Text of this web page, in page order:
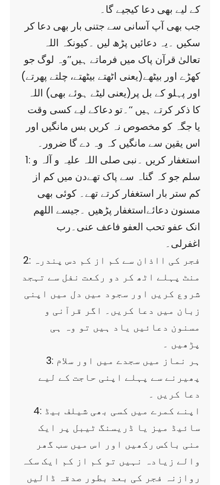
کے لیے بھی دعا کیجیے گا۔
جب بھی آپ آسانی سے جتنی بار بھی دعا کر
سکیں ۔یہ دعائیں پڑھ لیں ۔کیونکہ اللہ
تعالیٰ قرآن پاک میں فرماتے ہیں’’وہ لوگ جو
کھڑے اور بیٹھے(یعنی اٹھتے بیٹھتے، چلتے پھرتے)
اور پہلو کے بل پر(یعنی لیٹے ہوئے بھی) اللہ
کا ذکر کرتے ہیں ‘‘۔تو دعاکے لیے کسی وقت
یا جگہ کو مخصوص نہ کریں بس مانگیں اور
اس یقین سے مانگیں کہ وہ دے گا ضرور۔
1: استغفار کریں ۔نبی صلی اللہ علیہ و آلہ و
سلم جو کہ گناہ سے پاک تھےدن میں کم از
کم ستر بار استغفار کرتے تھے۔ کوئی بھی
مسنون دعائےاستغفار پڑھیں ۔جیسے اللھم
انک عفو تحب العفو فاعف عنی۔رب
اغفرلی۔
2: فجر کی ااذان سے کم از کم دس پندرہ
منٹ پہلے اٹھ کر دو رکعت نفل سے تہجد
شروع کریں اور سجود میں دل میں اپنی
زبان میں دعا کریں۔ اگر قرآنی و
مسنون دعائیں یاد ہیں تو وہ ہی
پڑھیں ۔
3: ہر نماز میں سجدے میں اور سلام
پھیرنے سے پہلے اپنی حاجت کے لیے
دعا کریں ۔
4: اپنے کمرے میں کسی بھی شیلف بیڈ
سائیڈ میز یا ڈریسنگ ٹیبل پر ایک
منی باکس رکھیں اور اس میں سب گھر
والے زیادہ نہیں تو کم از کم ایک سکہ
روازنہ فجر کی بعد بطور صدقہ ڈالیں